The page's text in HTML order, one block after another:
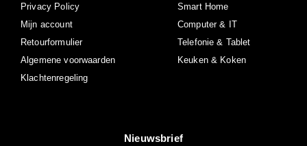
Privacy Policy
Mijn account
Retourformulier
Algemene voorwaarden
Klachtenregeling
Smart Home
Computer & IT
Telefonie & Tablet
Keuken & Koken
Nieuwsbrief